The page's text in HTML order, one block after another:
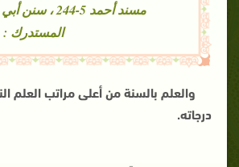
المستدرك : 1-401 ، 3-307
والعلم بالسنة من أعلى مراتب العلم
درجاته.